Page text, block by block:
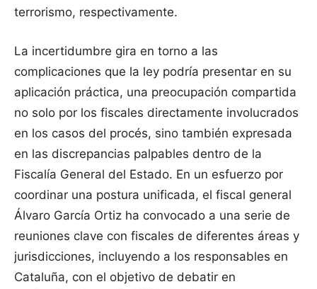
terrorismo, respectivamente.
La incertidumbre gira en torno a las
complicaciones que la ley podría presentar en su
aplicación práctica, una preocupación compartida
no solo por los fiscales directamente involucrados
en los casos del procés, sino también expresada
en las discrepancias palpables dentro de la
Fiscalía General del Estado. En un esfuerzo por
coordinar una postura unificada, el fiscal general
Álvaro García Ortiz ha convocado a una serie de
reuniones clave con fiscales de diferentes áreas y
jurisdicciones, incluyendo a los responsables en
Cataluña, con el objetivo de debatir en